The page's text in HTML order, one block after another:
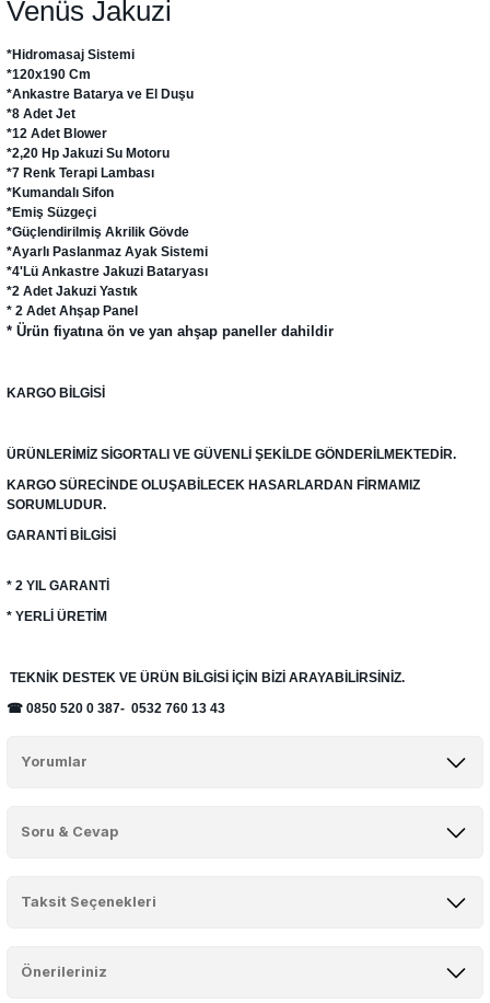
Venüs Jakuzi
*Hidromasaj Sistemi
*120x190 Cm
*Ankastre Batarya ve El Duşu
*8 Adet Jet
*12 Adet Blower
*2,20 Hp Jakuzi Su Motoru
*7 Renk Terapi Lambası
*Kumandalı Sifon
*Emiş Süzgeçi
*Güçlendirilmiş Akrilik Gövde
*Ayarlı Paslanmaz Ayak Sistemi
*4'Lü Ankastre Jakuzi Bataryası
*2 Adet Jakuzi Yastık
* 2 Adet Ahşap Panel
* Ürün fiyatına ön ve yan ahşap paneller dahildir
KARGO BİLGİSİ
ÜRÜNLERİMİZ SİGORTALI VE GÜVENLİ ŞEKİLDE GÖNDERİLMEKTEDİR.
KARGO SÜRECİNDE OLUŞABİLECEK HASARLARDAN FİRMAMIZ
SORUMLUDUR.
GARANTİ BİLGİSİ
* 2 YIL GARANTİ
* YERLİ ÜRETİM
TEKNİK DESTEK VE ÜRÜN BİLGİSİ İÇİN BİZİ ARAYABİLİRSİNİZ.
☎ 0850 520 0 387- 0532 760 13 43
Yorumlar
Soru & Cevap
Taksit Seçenekleri
Önerileriniz